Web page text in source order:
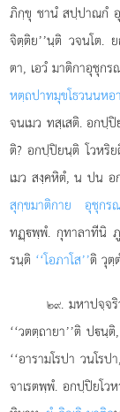
ภิกฺขุ ชานํ สปฺปาณกํ
จิตฺติย’’นฺติ วจนโต.
ตา, เอวํ มาติกาอุชุก
หตฺถปาทมุขโธวนนห
จนเมว ทสฺเสติ. อกปฺ
ติ? อกปฺปิยนฺติ โวหริ
เมว สงฺคหิตํ, น ปน อ
สุกฺขมาติกาย อุชุกร
ทฏฺพฺพํ. กุทาลาทีนิ ภู
รนฺติ ‘‘โอภาโส’’ติ วุตฺ
๒๙. มหาปจฺจ
‘‘วตตฺถายา’’ติ ป
‘‘อารามโรปา วนโ
จาเรตพฺพํ. อกปฺปิยโว